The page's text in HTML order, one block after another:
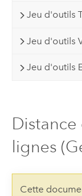
Jeu d'outils
Jeu d'outils
Jeu d'outils
lignes
Cette